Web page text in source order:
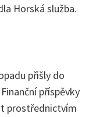
Horská služba.
přišly do
příspěvky
prostřednictvím